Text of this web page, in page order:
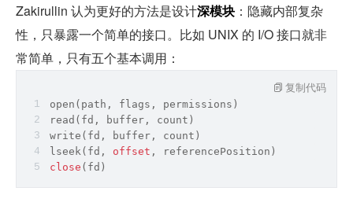
Zakirullin 认为更好的方法是设计深模块 ：隐藏内部复杂
性，只暴露一个简单的接口。比如 UNIX 的 I/O 接口就非
常简单，只有五个基本调用：
open ( path , flags, permissions)
read (fd, buffer, count)
write (fd, buffer, count)
lseek(fd, offset , referencePosition)
close (fd)
复制代码